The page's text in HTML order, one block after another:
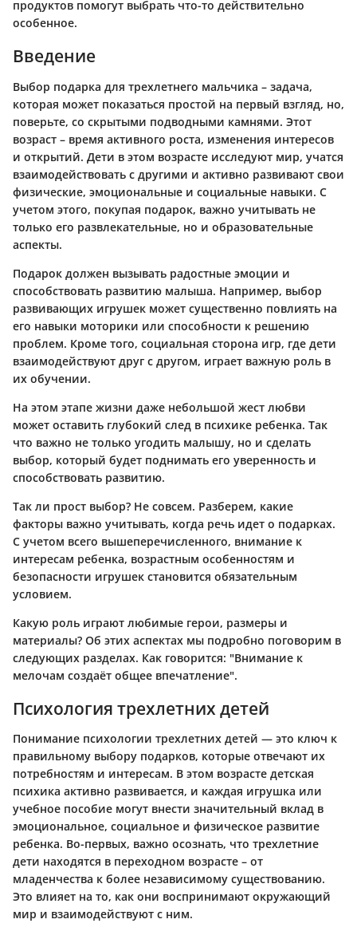
продуктов помогут выбрать что-то действительно
особенное.
Введение
Выбор подарка для трехлетнего мальчика – задача,
которая может показаться простой на первый взгляд, но,
поверьте, со скрытыми подводными камнями. Этот
возраст – время активного роста, изменения интересов
и открытий. Дети в этом возрасте исследуют мир, учатся
взаимодействовать с другими и активно развивают свои
физические, эмоциональные и социальные навыки. С
учетом этого, покупая подарок, важно учитывать не
только его развлекательные, но и образовательные
аспекты.
Подарок должен вызывать радостные эмоции и
способствовать развитию малыша. Например, выбор
развивающих игрушек может существенно повлиять на
его навыки моторики или способности к решению
проблем. Кроме того, социальная сторона игр, где дети
взаимодействуют друг с другом, играет важную роль в
их обучении.
На этом этапе жизни даже небольшой жест любви
может оставить глубокий след в психике ребенка. Так
что важно не только угодить малышу, но и сделать
выбор, который будет поднимать его уверенность и
способствовать развитию.
Так ли прост выбор? Не совсем. Разберем, какие
факторы важно учитывать, когда речь идет о подарках.
С учетом всего вышеперечисленного, внимание к
интересам ребенка, возрастным особенностям и
безопасности игрушек становится обязательным
условием.
Какую роль играют любимые герои, размеры и
материалы? Об этих аспектах мы подробно поговорим в
следующих разделах. Как говорится: "Внимание к
мелочам создаёт общее впечатление".
Психология трехлетних детей
Понимание психологии трехлетних детей — это ключ к
правильному выбору подарков, которые отвечают их
потребностям и интересам. В этом возрасте детская
психика активно развивается, и каждая игрушка или
учебное пособие могут внести значительный вклад в
эмоциональное, социальное и физическое развитие
ребенка. Во-первых, важно осознать, что трехлетние
дети находятся в переходном возрасте – от
младенчества к более независимому существованию.
Это влияет на то, как они воспринимают окружающий
мир и взаимодействуют с ним.